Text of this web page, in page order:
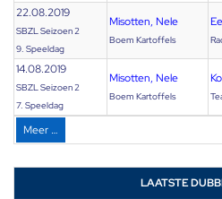
22.08.2019
SBZL Seizoen 2
9. Speeldag
Misotten, Nele
Boem Kartoffels
14.08.2019
SBZL Seizoen 2
7. Speeldag
Misotten, Nele
Boem Kartoffels
Meer …
LAATSTE